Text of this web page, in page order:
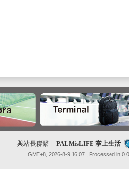
與站長聯繫 PALMisLIFE 掌上生活
GMT+8, 2026-8-9 16:07 , Processed in